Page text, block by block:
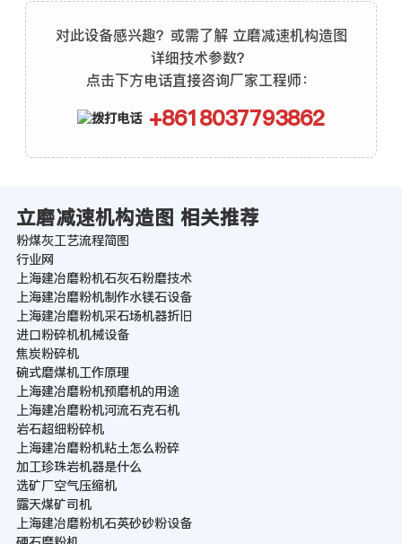
对此设备感兴趣？或需了解 立磨减速机构造图
详细技术参数？
点击下方电话直接咨询厂家工程师：
+8618037793862
立磨减速机构造图 相关推荐
粉煤灰工艺流程简图
行业网
上海建冶磨粉机石灰石粉磨技术
上海建冶磨粉机制作水镁石设备
上海建冶磨粉机采石场机器折旧
进口粉碎机机械设备
焦炭粉碎机
碗式磨煤机工作原理
上海建冶磨粉机预磨机的用途
上海建冶磨粉机河流石克石机
岩石超细粉碎机
上海建冶磨粉机粘土怎么粉碎
加工珍珠岩机器是什么
选矿厂空气压缩机
露天煤矿司机
上海建冶磨粉机石英砂砂粉设备